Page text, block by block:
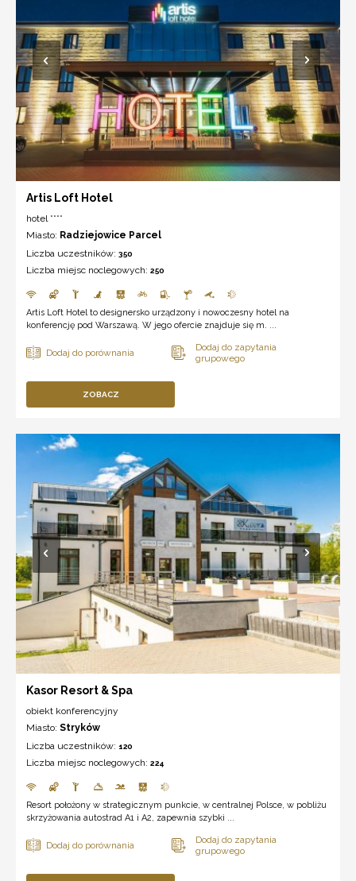
Artis Loft Hotel
hotel ****
Miasto: Radziejowice Parcel
Liczba uczestników: 350
Liczba miejsc noclegowych: 250
Artis Loft Hotel to designersko urządzony i nowoczesny hotel na
konferencję pod Warszawą. W jego ofercie znajduje się m. ...
ZOBACZ
Kasor Resort & Spa
obiekt konferencyjny
Miasto: Stryków
Liczba uczestników: 120
Liczba miejsc noclegowych: 224
Resort położony w strategicznym punkcie, w centralnej Polsce, w pobliżu
skrzyżowania autostrad A1 i A2, zapewnia szybki ...